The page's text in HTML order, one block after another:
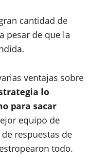
cantidad de
pesar de que la
ventajas sobre
lo
para sacar
equipo de
respuestas de
todo.